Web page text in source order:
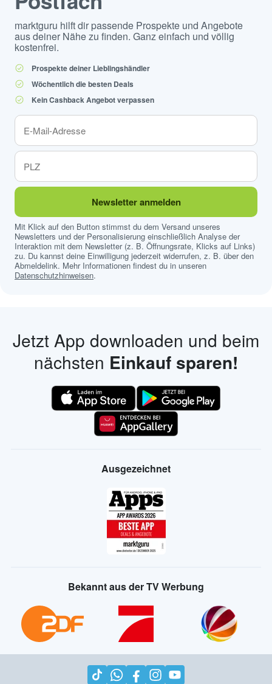
marktguru hilft dir passende Prospekte und Angebote
aus deiner Nähe zu finden. Ganz einfach und völlig
kostenfrei.
Prospekte deiner Lieblingshändler
Wöchentlich die besten Deals
Kein Cashback Angebot verpassen
Newsletter anmelden
Mit Klick auf den Button stimmst du dem Versand unseres
Newsletters und der Personalisierung einschließlich Analyse der
Interaktion mit dem Newsletter (z. B. Öffnungsrate, Klicks auf Links)
zu. Du kannst deine Einwilligung jederzeit widerrufen, z. B. über den
Abmeldelink. Mehr Informationen findest du in unseren
Datenschutzhinweisen.
Jetzt App downloaden und beim
nächsten Einkauf sparen!
Ausgezeichnet
Bekannt aus der TV Werbung